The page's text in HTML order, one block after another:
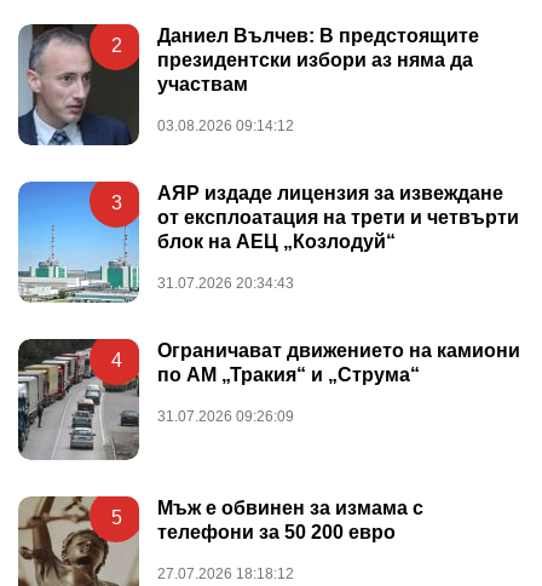
2
Даниел Вълчев: В предстоящите
президентски избори аз няма да
участвам
03.08.2026 09:14:12
3
АЯР издаде лицензия за извеждане
от експлоатация на трети и четвърти
блок на АЕЦ „Козлодуй“
31.07.2026 20:34:43
4
Ограничават движението на камиони
по АМ „Тракия“ и „Струма“
31.07.2026 09:26:09
5
Мъж е обвинен за измама с
телефони за 50 200 евро
27.07.2026 18:18:12